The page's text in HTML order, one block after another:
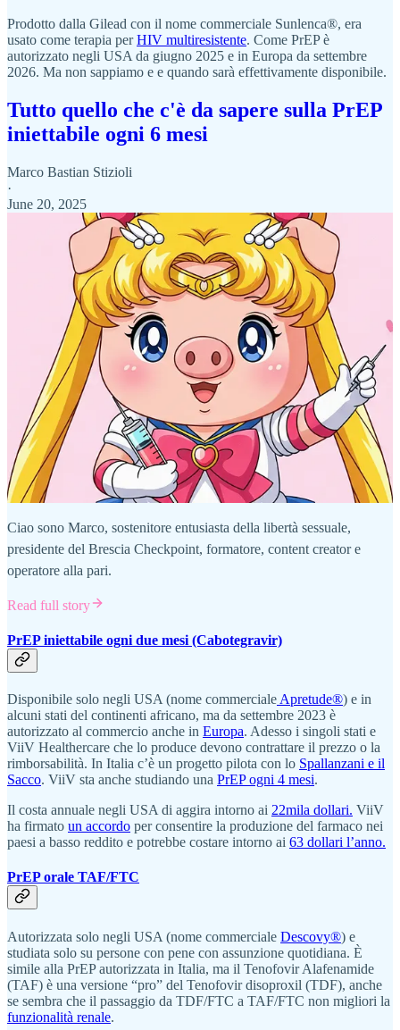
Prodotto dalla Gilead con il nome commerciale Sunlenca®, era
usato come terapia perHIV multiresistente. Come PrEP è
autorizzato negli USA da giugno 2025 e in Europa da settembre
2026. Ma non sappiamo e e quando sarà effettivamente disponibile.
Tutto quello che c'è da sapere sulla PrEP
iniettabile ogni 6 mesi
Marco Bastian Stizioli
·
June 20, 2025
Ciao sono Marco, sostenitore entusiasta della libertà sessuale,
presidente del Brescia Checkpoint, formatore, content creator e
operatore alla pari.
Read full story
PrEP iniettabile ogni due mesi (Cabotegravir)
Disponibile solo negli USA (nome commerciale Apretude®) e in
alcuni stati del continenti africano, ma da settembre 2023 è
autorizzato al commercio anche in Europa. Adesso i singoli stati e
ViiV Healthercare che lo produce devono contrattare il prezzo o la
rimborsabilità. In Italia c’è un progetto pilota con lo Spallanzani e il
Sacco. ViiV sta anche studiando una PrEP ogni 4 mesi.
Il costa annuale negli USA di aggira intorno ai 22mila dollari. ViiV
ha firmato un accordo per consentire la produzione del farmaco nei
paesi a basso reddito e potrebbe costare intorno ai 63 dollari l’anno.
PrEP orale TAF/FTC
Autorizzata solo negli USA (nome commerciale Descovy®) e
studiata solo su persone con pene con assunzione quotidiana. È
simile alla PrEP autorizzata in Italia, ma il Tenofovir Alafenamide
(TAF) è una versione “pro” del Tenofovir disoproxil (TDF), anche
se sembra che il passaggio da TDF/FTC a TAF/FTC non migliori la
funzionalità renale.